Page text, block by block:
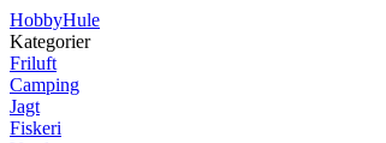
HobbyHule
Kategorier
Friluft
Camping
Jagt
Fiskeri